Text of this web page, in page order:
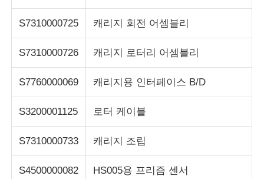
S7310000725 캐리지 회전 어셈블리
S7310000726 캐리지 로터리 어셈블리
S7760000069 캐리지용 인터페이스 B/D
S3200001125 로터 케이블
S7310000733 캐리지 조립
S4500000082 HS005용 프리즘 센서